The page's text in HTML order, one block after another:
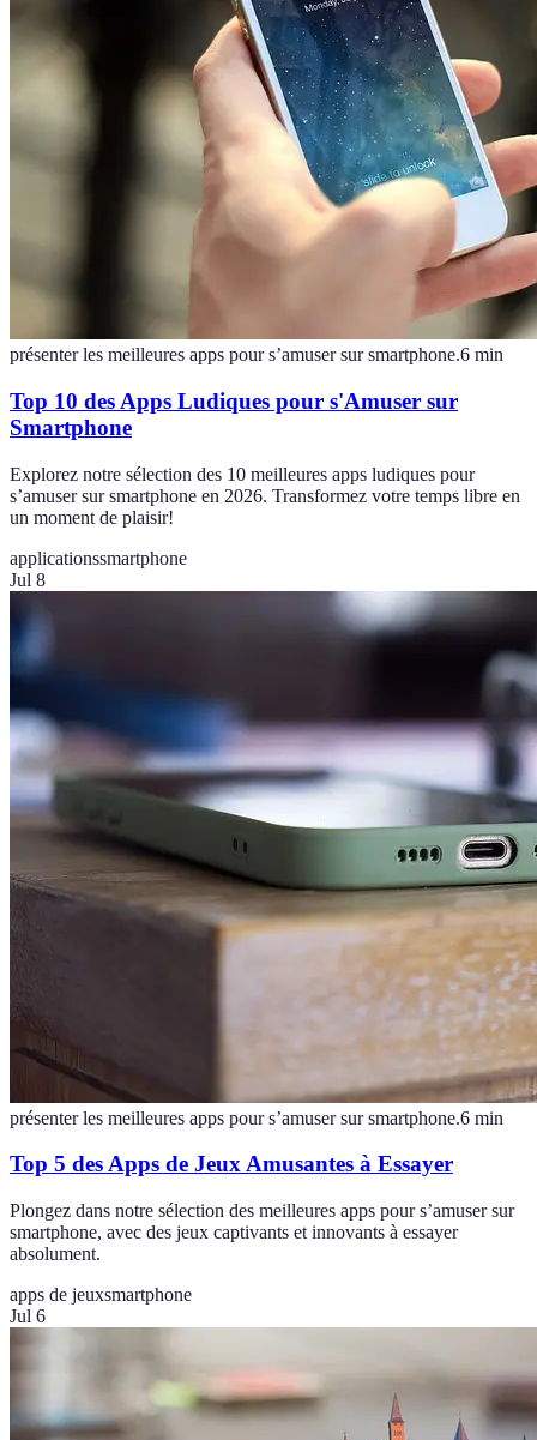
présenter les meilleures apps pour s’amuser sur smartphone.6 min
Top 10 des Apps Ludiques pour s'Amuser sur
Smartphone
Explorez notre sélection des 10 meilleures apps ludiques pour
s’amuser sur smartphone en 2026. Transformez votre temps libre en
un moment de plaisir!
applicationssmartphone
Jul 8
présenter les meilleures apps pour s’amuser sur smartphone.6 min
Top 5 des Apps de Jeux Amusantes à Essayer
Plongez dans notre sélection des meilleures apps pour s’amuser sur
smartphone, avec des jeux captivants et innovants à essayer
absolument.
apps de jeuxsmartphone
Jul 6